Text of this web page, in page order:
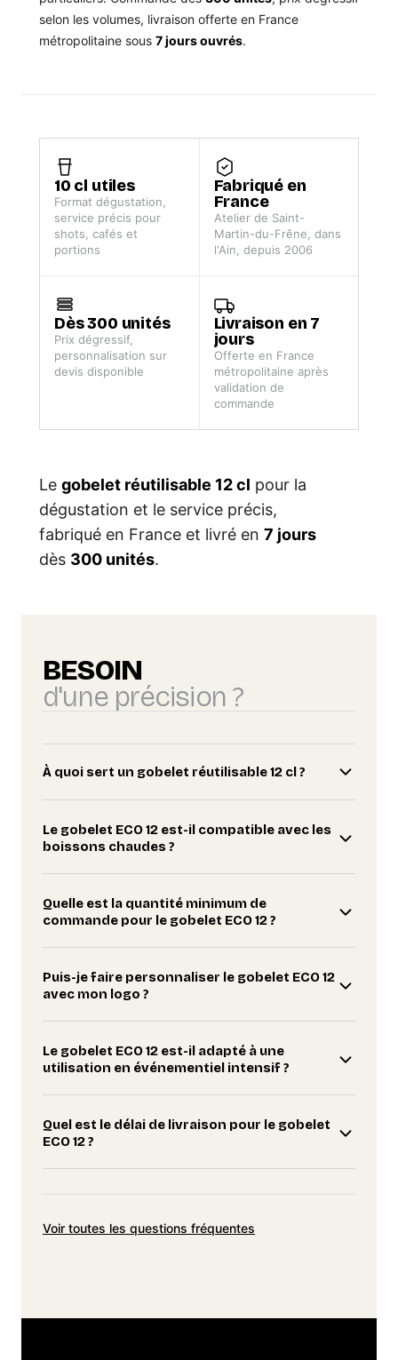
selon les volumes, livraison offerte en France
métropolitaine sous 7 jours ouvrés.
10 cl utiles
Format dégustation,
service précis pour
shots, cafés et
portions
Fabriqué en
France
Atelier de Saint-
Martin-du-Frêne, dans
l'Ain, depuis 2006
Dès 300 unités
Prix dégressif,
personnalisation sur
devis disponible
Livraison en 7
jours
Offerte en France
métropolitaine après
validation de
commande
Le gobelet réutilisable 12 cl pour la
dégustation et le service précis,
fabriqué en France et livré en 7 jours
dès 300 unités.
BESOIN
d'une précision ?
À quoi sert un gobelet réutilisable 12 cl ?
Le gobelet ECO 12 est-il compatible avec les
boissons chaudes ?
Quelle est la quantité minimum de
commande pour le gobelet ECO 12 ?
Puis-je faire personnaliser le gobelet ECO 12
avec mon logo ?
Le gobelet ECO 12 est-il adapté à une
utilisation en événementiel intensif ?
Quel est le délai de livraison pour le gobelet
ECO 12 ?
Voir toutes les questions fréquentes